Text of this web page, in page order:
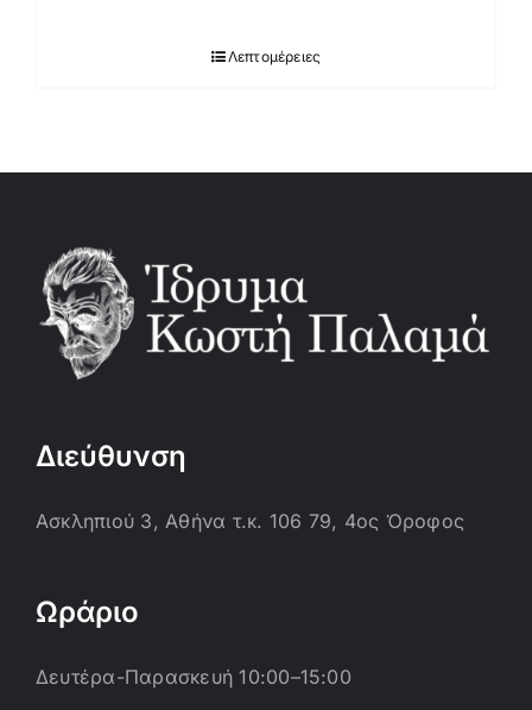
Λεπτομέρειες
Διεύθυνση
Ασκληπιού 3, Αθήνα τ.κ. 106 79, 4ος Όροφος
Ωράριο
Δευτέρα-Παρασκευή 10:00–15:00